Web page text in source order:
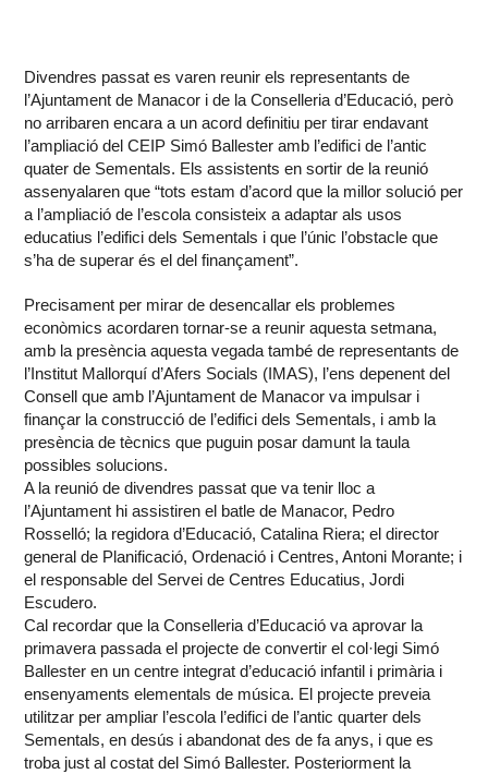
Divendres passat es varen reunir els representants de
l’Ajuntament de Manacor i de la Conselleria d’Educació, però
no arribaren encara a un acord definitiu per tirar endavant
l’ampliació del CEIP Simó Ballester amb l’edifici de l’antic
quater de Sementals. Els assistents en sortir de la reunió
assenyalaren que “tots estam d’acord que la millor solució per
a l’ampliació de l’escola consisteix a adaptar als usos
educatius l’edifici dels Sementals i que l’únic l’obstacle que
s’ha de superar és el del finançament”.
Precisament per mirar de desencallar els problemes
econòmics acordaren tornar-se a reunir aquesta setmana,
amb la presència aquesta vegada també de representants de
l’Institut Mallorquí d’Afers Socials (IMAS), l’ens depenent del
Consell que amb l’Ajuntament de Manacor va impulsar i
finançar la construcció de l’edifici dels Sementals, i amb la
presència de tècnics que puguin posar damunt la taula
possibles solucions.
A la reunió de divendres passat que va tenir lloc a
l’Ajuntament hi assistiren el batle de Manacor, Pedro
Rosselló; la regidora d’Educació, Catalina Riera; el director
general de Planificació, Ordenació i Centres, Antoni Morante; i
el responsable del Servei de Centres Educatius, Jordi
Escudero.
Cal recordar que la Conselleria d’Educació va aprovar la
primavera passada el projecte de convertir el col·legi Simó
Ballester en un centre integrat d’educació infantil i primària i
ensenyaments elementals de música. El projecte preveia
utilitzar per ampliar l’escola l’edifici de l’antic quarter dels
Sementals, en desús i abandonat des de fa anys, i que es
troba just al costat del Simó Ballester. Posteriorment la